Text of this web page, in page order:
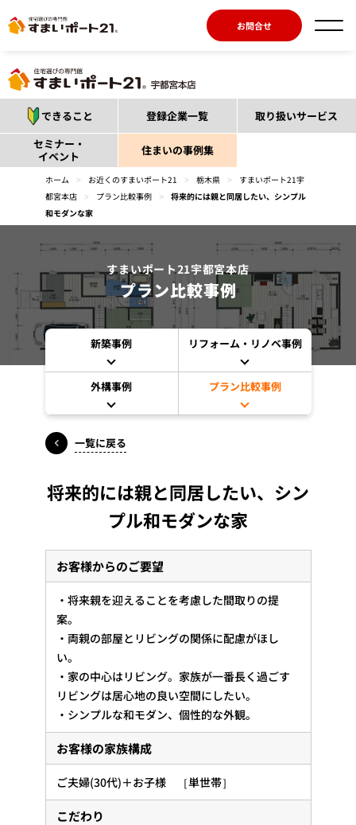
お問合せ
できること 登録企業一覧
取り扱いサービス
セミナー・
イベント
住まいの事例集
ホーム > お近くのすまいポート21 > 栃木県 >
すまいポート21宇
都宮本店
> プラン比較事例 >
将来的には親と同居したい、シンプル
和モダンな家
すまいポート21宇都宮本店
プラン比較事例
新築事例 リフォーム・リノベ事例
外構事例 プラン比較事例
一覧に戻る
将来的には親と同居したい、シン
プル和モダンな家
お客様からのご要望
・将来親を迎えることを考慮した間取りの提
案。
・両親の部屋とリビングの関係に配慮がほし
い。
・家の中心はリビング。家族が一番長く過ごす
リビングは居心地の良い空間にしたい。
・シンプルな和モダン、個性的な外観。
お客様の家族構成
ご夫婦(30代)＋お子様 ［単世帯］
こだわり